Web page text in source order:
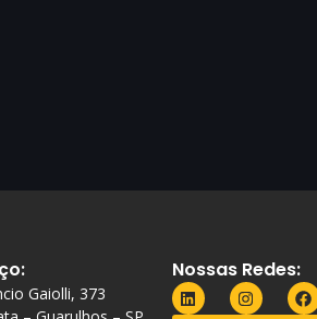
Gaiolli, 373
Nossas Redes: